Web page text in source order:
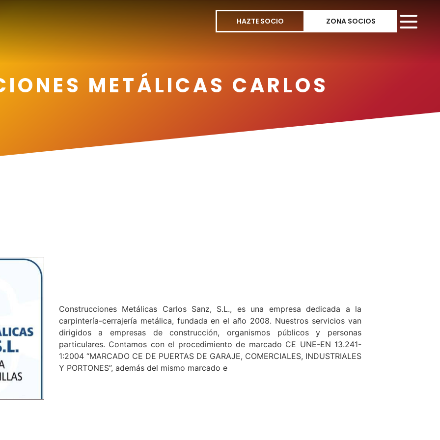
HAZTE SOCIO ZONA SOCIOS
METÁLICAS CARLOS
Construcciones Metálicas Carlos Sanz, S.L., es una empresa dedicada a la
carpintería-cerrajería metálica, fundada en el año 2008. Nuestros servicios van
dirigidos a empresas de construcción, organismos públicos y personas
particulares. Contamos con el procedimiento de marcado CE UNE-EN 13.241-
1:2004 “MARCADO CE DE PUERTAS DE GARAJE, COMERCIALES, INDUSTRIALES
Y PORTONES”, además del mismo marcado e